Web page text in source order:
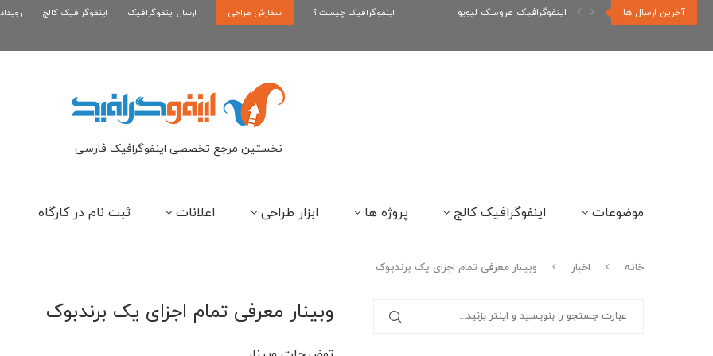
آخرین ارسال ها اینفوگرافیک رپر های فارسی نسل... اینفوگرافیک بازی کلش رویال اینفوگرافیک چیست ؟ سفارش طراحی ارسال اینفوگرافیک اینفوگرافیک کالج
نخستین مرجع تخصصی اینفوگرافیک فارسی
موضوعات اینفوگرافیک کالج پروژه ها ابزار طراحی اعلانات ثبت نام در کارگاه
خانه اخبار وبینار معرفی تمام اجزای یک برندبوک
وبینار معرفی تمام اجزای یک برندبوک